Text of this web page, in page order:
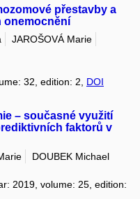
přestavby a
onemocnění
JAROŠOVÁ Marie
32, edition: 2, DOI
– současné využití
faktorů v
DOUBEK Michael
2019, volume: 25, edition: